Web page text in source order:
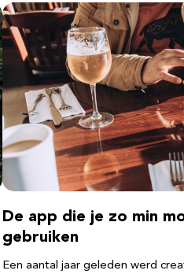
De app die je zo min
gebruiken
Een aantal jaar geleden werd